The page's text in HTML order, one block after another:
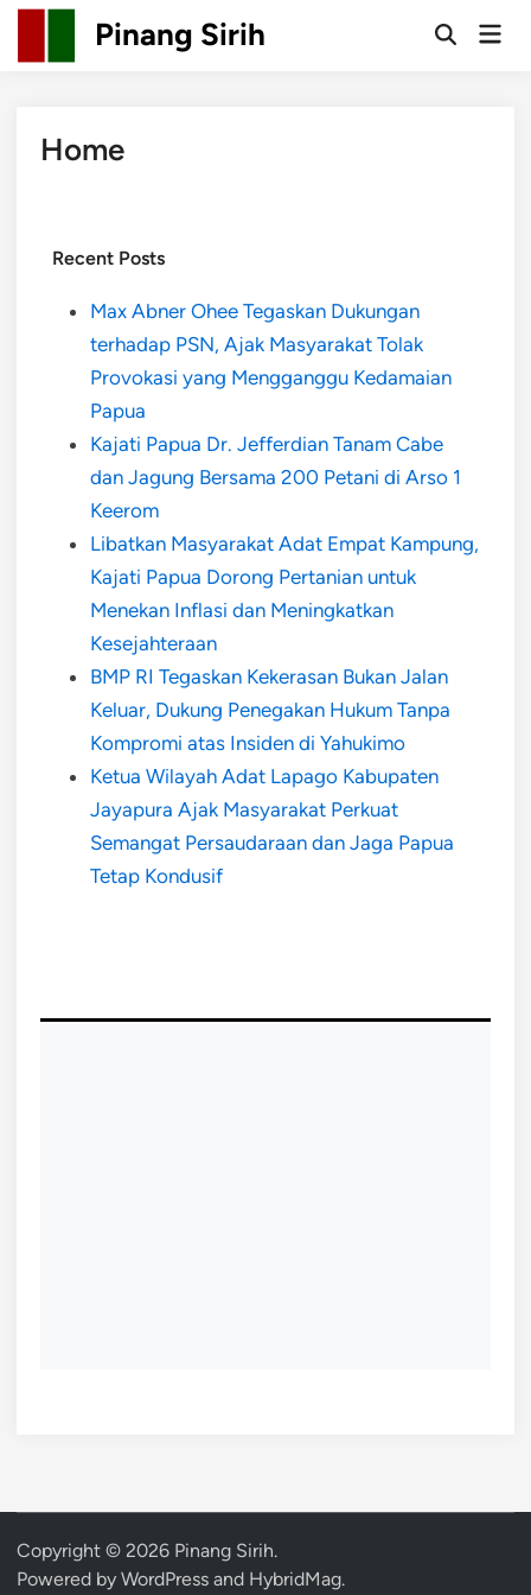
Pinang Sirih
Home
Recent Posts
Max Abner Ohee Tegaskan Dukungan
terhadap PSN, Ajak Masyarakat Tolak
Provokasi yang Mengganggu Kedamaian
Papua
Kajati Papua Dr. Jefferdian Tanam Cabe
dan Jagung Bersama 200 Petani di Arso 1
Keerom
Libatkan Masyarakat Adat Empat Kampung,
Kajati Papua Dorong Pertanian untuk
Menekan Inflasi dan Meningkatkan
Kesejahteraan
BMP RI Tegaskan Kekerasan Bukan Jalan
Keluar, Dukung Penegakan Hukum Tanpa
Kompromi atas Insiden di Yahukimo
Ketua Wilayah Adat Lapago Kabupaten
Jayapura Ajak Masyarakat Perkuat
Semangat Persaudaraan dan Jaga Papua
Tetap Kondusif
Copyright © 2026 Pinang Sirih.
Powered by WordPress and HybridMag.